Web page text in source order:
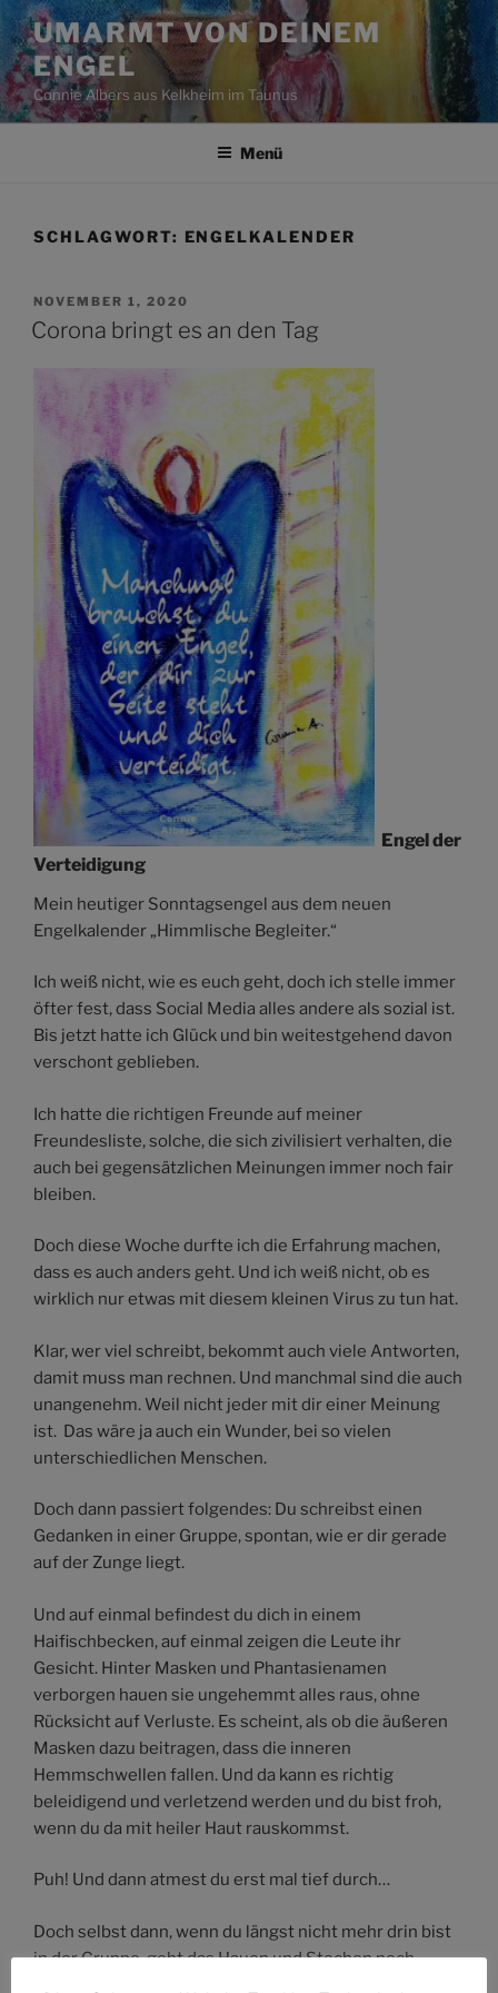
Zum
Inhalt
springen
UMARMT VON DEINEM
ENGEL
Connie Albers aus Kelkheim im Taunus
Menü
SCHLAGWORT: ENGELKALENDER
VERÖFFENTLICHT
AM
NOVEMBER 1, 2020
Corona bringt es an den Tag
Engel der
Verteidigung
Mein heutiger Sonntagsengel aus dem neuen
Engelkalender „Himmlische Begleiter.“
Ich weiß nicht, wie es euch geht, doch ich stelle immer
öfter fest, dass Social Media alles andere als sozial ist.
Bis jetzt hatte ich Glück und bin weitestgehend davon
verschont geblieben.
Ich hatte die richtigen Freunde auf meiner
Freundesliste, solche, die sich zivilisiert verhalten, die
auch bei gegensätzlichen Meinungen immer noch fair
bleiben.
Doch diese Woche durfte ich die Erfahrung machen,
dass es auch anders geht. Und ich weiß nicht, ob es
wirklich nur etwas mit diesem kleinen Virus zu tun hat.
Klar, wer viel schreibt, bekommt auch viele Antworten,
damit muss man rechnen. Und manchmal sind die auch
unangenehm. Weil nicht jeder mit dir einer Meinung
ist. Das wäre ja auch ein Wunder, bei so vielen
unterschiedlichen Menschen.
Doch dann passiert folgendes: Du schreibst einen
Gedanken in einer Gruppe, spontan, wie er dir gerade
auf der Zunge liegt.
Und auf einmal befindest du dich in einem
Haifischbecken, auf einmal zeigen die Leute ihr
Gesicht. Hinter Masken und Phantasienamen
verborgen hauen sie ungehemmt alles raus, ohne
Rücksicht auf Verluste. Es scheint, als ob die äußeren
Masken dazu beitragen, dass die inneren
Hemmschwellen fallen. Und da kann es richtig
beleidigend und verletzend werden und du bist froh,
wenn du da mit heiler Haut rauskommst.
Puh! Und dann atmest du erst mal tief durch…
Doch selbst dann, wenn du längst nicht mehr drin bist
in der Gruppe, geht das Hauen und Stechen noch